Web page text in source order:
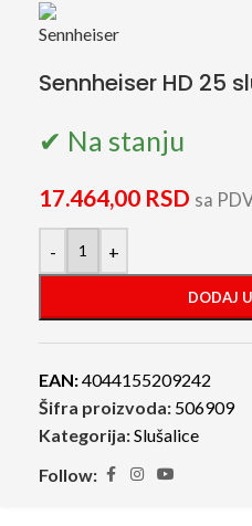
Sennheiser HD 25
✔ Na stanju
17.464,00 RSD sa
- +
DODAJ
EAN:4044155209242
Šifra proizvoda: 506909
Kategorija:Slušalice
Follow: